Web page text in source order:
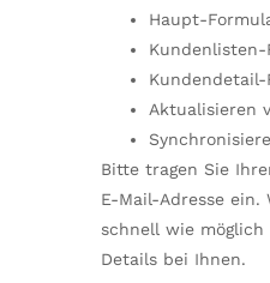
Haupt-
Kundenlisten-
Aktualisieren
Bitte tragen Sie
E-Mail-Adresse ein.
schnell wie
Details bei Ihnen.